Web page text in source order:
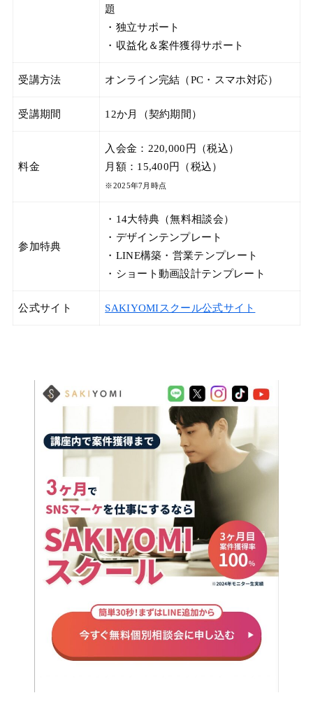
題
・独立サポート
・収益化＆案件獲得サポート
受講方法 オンライン完結（PC・スマホ対応）
受講期間 12か月（契約期間）
料金
入会金：220,000円（税込）
月額：15,400円（税込）
※2025年7月時点
参加特典
・14大特典（無料相談会）
・デザインテンプレート
・LINE構築・営業テンプレート
・ショート動画設計テンプレート
公式サイト SAKIYOMIスクール公式サイト